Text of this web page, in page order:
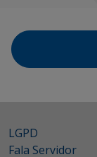
LGPD
Fala Servidor